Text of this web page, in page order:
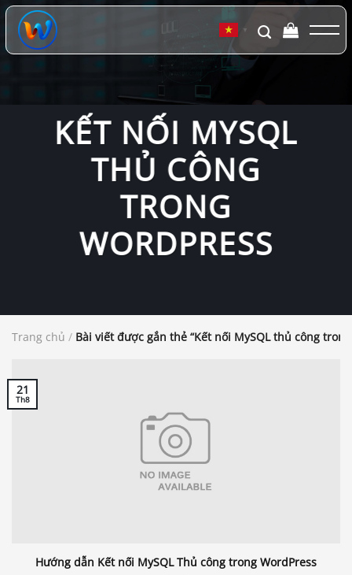
Chuyển
đến
dung
▼
KẾT NỐI MYSQL
THỦ CÔNG
TRONG
WORDPRESS
Trang chủ / Bài viết được gắn thẻ “Kết nối MySQL thủ công
Hướng dẫn Kết nối MySQL Thủ công trong WordPress
21
Th8